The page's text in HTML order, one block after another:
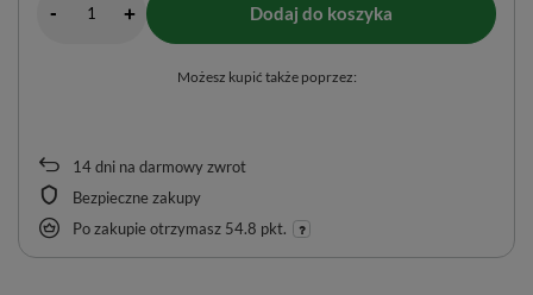
14dni na darmowy zwrot
Bezpieczne zakupy
Po zakupie otrzymasz 54.8 pkt.
- + Dodaj do koszyka
Możesz kupić także poprzez: